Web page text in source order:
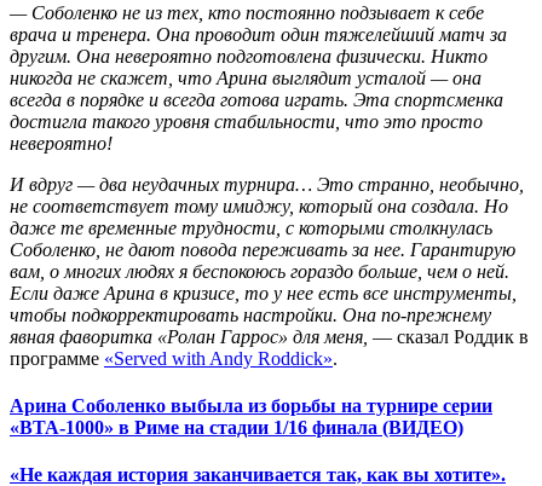
— Соболенко не из тех, кто постоянно подзывает к себе
врача и тренера. Она проводит один тяжелейший матч за
другим. Она невероятно подготовлена физически. Никто
никогда не скажет, что Арина выглядит усталой — она
всегда в порядке и всегда готова играть. Эта спортсменка
достигла такого уровня стабильности, что это просто
невероятно!
И вдруг — два неудачных турнира… Это странно, необычно,
не соответствует тому имиджу, который она создала. Но
даже те временные трудности, с которыми столкнулась
Соболенко, не дают повода переживать за нее. Гарантирую
вам, о многих людях я беспокоюсь гораздо больше, чем о ней.
Если даже Арина в кризисе, то у нее есть все инструменты,
чтобы подкорректировать настройки. Она по-прежнему
явная фаворитка «Ролан Гаррос» для меня, — сказал Роддик в
программе «Served with Andy Roddick».
Арина Соболенко выбыла из борьбы на турнире серии
«ВТА-1000» в Риме на стадии 1/16 финала (ВИДЕО)
«Не каждая история заканчивается так, как вы хотите».